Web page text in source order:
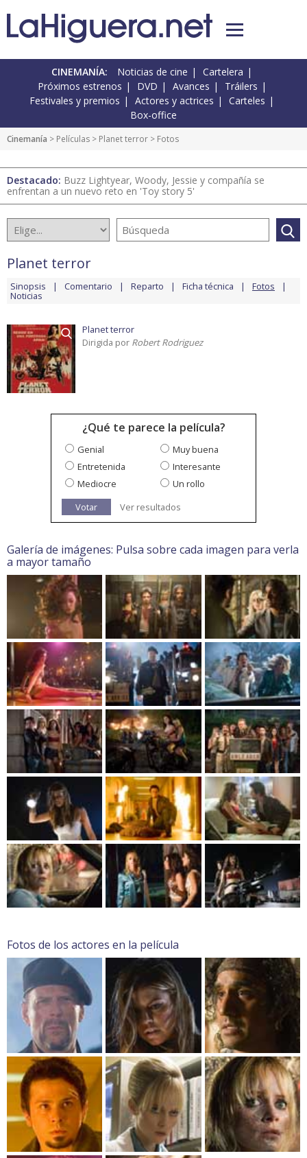
CINEMANÍA: Noticias de cine
Cartelera
Próximos estrenos
DVD Avances
Tráilers
Festivales y premios
Actores y actrices
Carteles
Box-office
Cinemanía > Películas > Planet terror > Fotos
Destacado: Buzz Lightyear, Woody, Jessie y compañía se
enfrentan a un nuevo reto en 'Toy story 5'
Planet terror
Sinopsis Comentario Reparto Ficha técnica Fotos
Noticias
Planet terror
Dirigida por Robert Rodriguez
¿Qué te parece la película?
Genial
Muy buena
Entretenida
Interesante
Mediocre
Un rollo
Votar
Ver resultados
Galería de imágenes: Pulsa sobre cada imagen para verla
a mayor tamaño
Fotos de los actores en la película